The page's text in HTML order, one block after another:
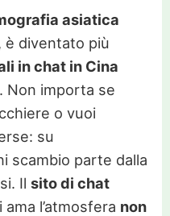
asiatica
è diventato più
in chat in Cina
Non importa se
o vuoi
su
scambio parte dalla
Il sito di chat
l’atmosfera non